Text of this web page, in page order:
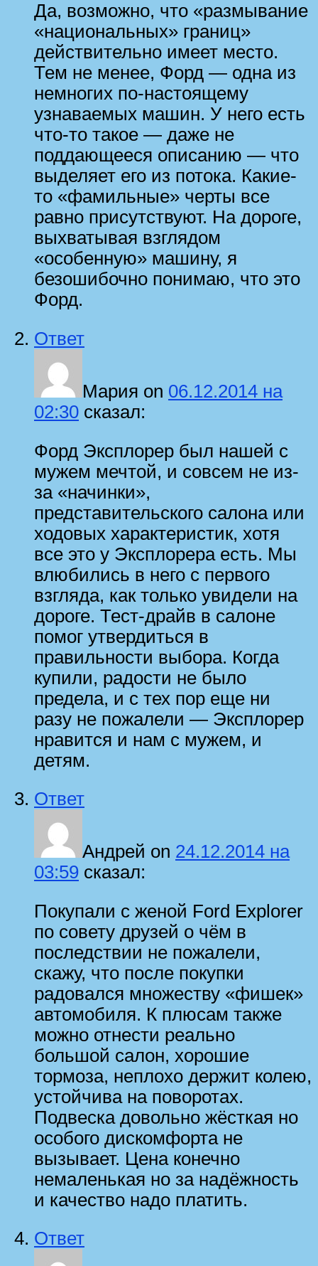
Да, возможно, что «размывание
«национальных» границ»
действительно имеет место.
Тем не менее, Форд — одна из
немногих по-настоящему
узнаваемых машин. У него есть
что-то такое — даже не
поддающееся описанию — что
выделяет его из потока. Какие-
то «фамильные» черты все
равно присутствуют. На дороге,
выхватывая взглядом
«особенную» машину, я
безошибочно понимаю, что это
Форд.
Ответ
Мария on 06.12.2014 на
02:30 сказал:
Форд Эксплорер был нашей с
мужем мечтой, и совсем не из-
за «начинки»,
представительского салона или
ходовых характеристик, хотя
все это у Эксплорера есть. Мы
влюбились в него с первого
взгляда, как только увидели на
дороге. Тест-драйв в салоне
помог утвердиться в
правильности выбора. Когда
купили, радости не было
предела, и с тех пор еще ни
разу не пожалели — Эксплорер
нравится и нам с мужем, и
детям.
Ответ
Андрей on 24.12.2014 на
03:59 сказал:
Покупали с женой Ford Explorer
по совету друзей о чём в
последствии не пожалели,
скажу, что после покупки
радовался множеству «фишек»
автомобиля. К плюсам также
можно отнести реально
большой салон, хорошие
тормоза, неплохо держит колею,
устойчива на поворотах.
Подвеска довольно жёсткая но
особого дискомфорта не
вызывает. Цена конечно
немаленькая но за надёжность
и качество надо платить.
Ответ